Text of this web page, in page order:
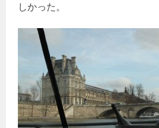
しかった。